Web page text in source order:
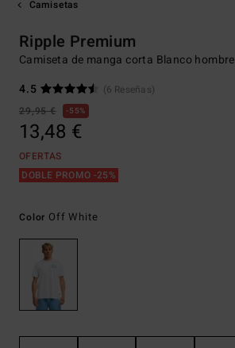
Camisetas
Ripple Premium
Camiseta de manga corta Blanco hombre
4.5
(6 Reseñas)
29,95 €
55%
13,48 €
OFERTAS
DOBLE PROMO -25%
Color Off White